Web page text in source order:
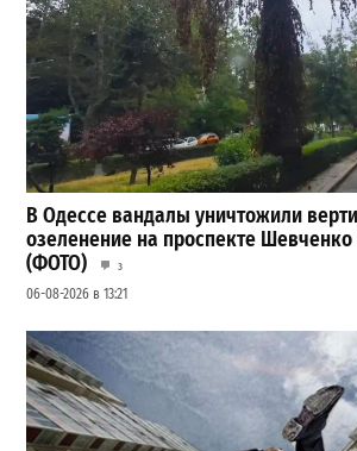
В Одессе вандалы уничтожили
озеленение на проспекте
(ФОТО)
3
06-08-2026 в 13:21